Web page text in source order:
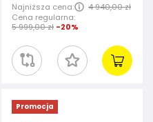
Najniższa cena:
4 940,00 zł
Cena regularna:
5 999,00 zł -20%
Promocja